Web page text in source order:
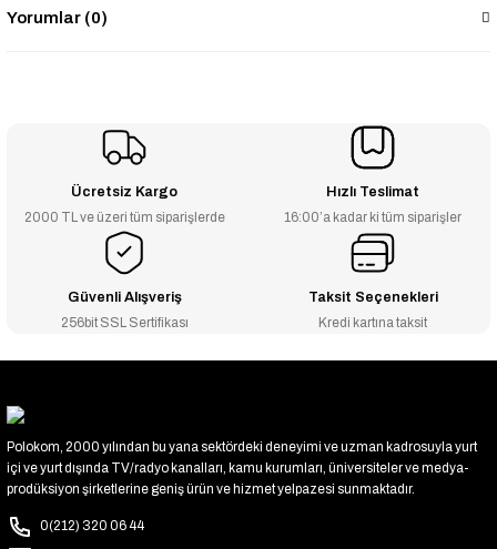
Yorumlar (0)
Ücretsiz Kargo
2000 TL ve üzeri tüm siparişlerde
Hızlı Teslimat
16:00’a kadar ki tüm siparişler
Güvenli Alışveriş
256bit SSL Sertifikası
Taksit Seçenekleri
Kredi kartına taksit
Polokom, 2000 yılından bu yana sektördeki deneyimi ve uzman kadrosuyla yurt
içi ve yurt dışında TV/radyo kanalları, kamu kurumları, üniversiteler ve medya-
prodüksiyon şirketlerine geniş ürün ve hizmet yelpazesi sunmaktadır.
0(212) 320 06 44